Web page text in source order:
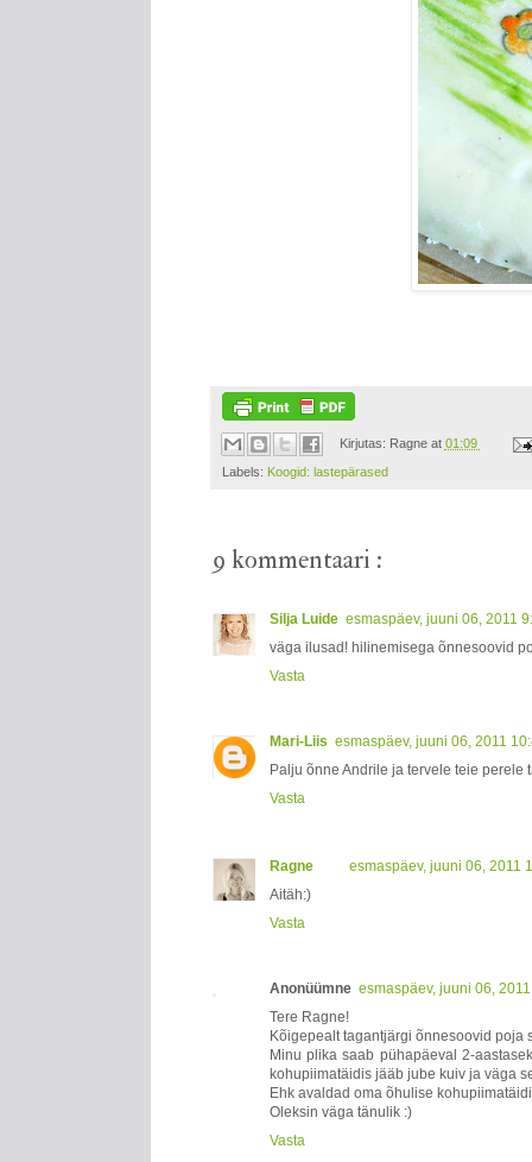
Kirjutas: Ragne at 01:09
Labels: Koogid: lastepärased
9 kommentaari :
Silja Luide esmaspäev, juuni 06, 2011
väga ilusad! hilinemisega õnnesoovid
Vasta
Mari-Liis esmaspäev, juuni 06, 2011
Palju õnne Andrile ja tervele teie perele
Vasta
Ragne
esmaspäev, juuni 06, 2011
Aitäh:)
Vasta
Anonüümne esmaspäev, juuni 06,
Tere Ragne!
Kõigepealt tagantjärgi õnnesoovid poja
Minu plika saab pühapäeval 2-
kohupiimatäidis jääb jube kuiv ja väga
Ehk avaldad oma õhulise
Oleksin väga tänulik :)
Vasta